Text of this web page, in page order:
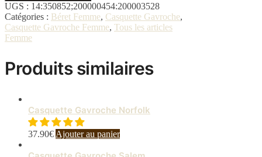
UGS : 14:350852;200000454:200003528
Catégories : Béret Femme, Casquette Gavroche,
Casquette Gavroche Femme, Tous les articles
Femme
Produits similaires
Casquette Gavroche Norfolk
37.90€ Ajouter au panier